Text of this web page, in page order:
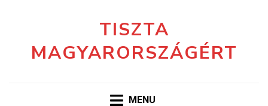
TISZTA
MAGYARORSZÁGÉRT
MENU